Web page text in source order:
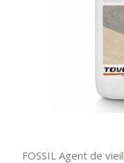
FOSSIL Agent de